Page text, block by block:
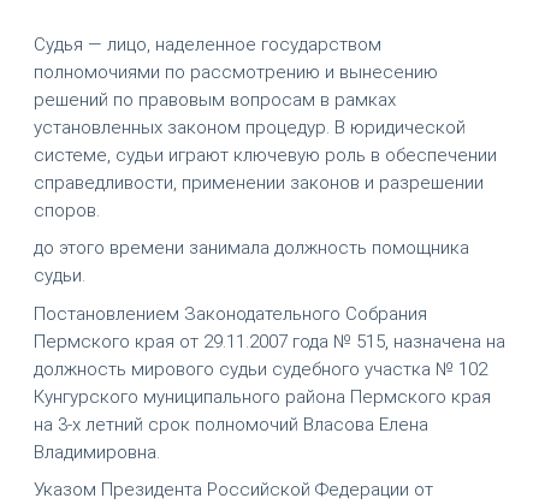
Судья — лицо, наделенное государством
полномочиями по рассмотрению и вынесению
решений по правовым вопросам в рамках
установленных законом процедур. В юридической
системе, судьи играют ключевую роль в обеспечении
справедливости, применении законов и разрешении
споров.
до этого времени занимала должность помощника
судьи.
Постановлением Законодательного Собрания
Пермского края от 29.11.2007 года № 515, назначена на
должность мирового судьи судебного участка № 102
Кунгурского муниципального района Пермского края
на 3-х летний срок полномочий Власова Елена
Владимировна.
Указом Президента Российской Федерации от